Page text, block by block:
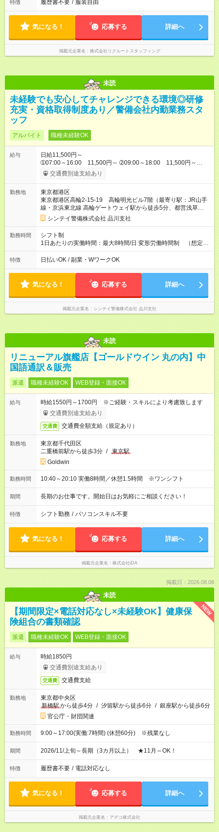
特徴 履歴書不要 / 服装自由
気になる！ 応募する 詳細へ
掲載元企業名 株式会社リクルートスタッフィング
未読
未経験でも安心してチャレンジできる環境◎研修
充実・資格取得制度あり／警備会社内勤業務スタ
ッフ
アルバイト 職種未経験OK
給与
日給11,500円～
➀07:00～16:00 11,500円～ ➁09:00～18:00 11,500円～
➂13:00～22:00 11,500円～ ※他時間帯のお仕事もございま
す。 入社当初は上記からスタートとなります。 その後、警備検
交通費別途支給あり
勤務地
東京都港区
東京都港区高輪2-15-19 高輪明光ビル7階（最寄り駅：JR山手
線・京浜東北線 高輪ゲートウェイ駅から徒歩5分、都営浅草
線 泉岳寺駅から徒歩3分）
シンテイ警備株式会社 品川支社
勤務時間
シフト制
1日あたりの実働時間：最大8時間/日 変形労働時間制 （想定労
働時間 172時間/月） 【シフト例】 ➀07:00～16:00 （実働8
時間・休憩1時間） ➁09:00～18:00 （実働8時間・休憩1時
特徴 日払いOK / 副業・WワークOK
気になる！ 応募する 詳細へ
掲載元企業名 シンテイ警備株式会社 品川支社
未読
リニューアル旗艦店【ゴールドウイン 丸の内】中
国語通訳＆販売
派遣 職種未経験OK WEB登録・面接OK
給与
時給1550円～1700円 ※ご経験・スキルにより考慮致します
交通費別途支給あり
交通費 交通費全額支給（規定あり）
勤務地
東京都千代田区
二重橋前駅から徒歩3分 / 東京駅
Goldwin
勤務時間 10:40～20:10 実働8時間／休憩1.5時間 ※ワンシフト
期間 長期のお仕事です。開始日はお気軽にご相談ください！
特徴 シフト勤務 / パソコンスキル不要
気になる！ 応募する 詳細へ
掲載元企業名 株式会社iDA
掲載日：2026.08.08
未読
NEW
【期間限定×電話対応なし×未経験OK】健康保
険組合の書類確認
派遣 職種未経験OK WEB登録・面接OK
給与
時給1850円
交通費別途支給あり
交通費 交通費支給
勤務地
東京都中央区
新橋駅から徒歩4分 / 汐留駅から徒歩6分 / 銀座駅から徒歩6分
官公庁・財団関連
勤務時間 9:00～17:00(実働:7時間) (休憩60分) ※残業なし
期間 2026/11/上旬～長期（3カ月以上） ★11月～OK！
特徴 履歴書不要 / 電話対応なし
気になる！ 応募する 詳細へ
掲載元企業名 アデコ株式会社